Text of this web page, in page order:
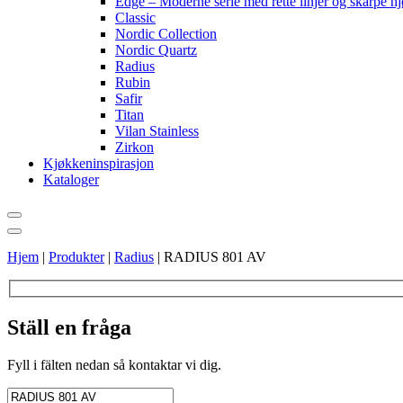
Classic
Nordic Collection
Nordic Quartz
Radius
Rubin
Safir
Titan
Vilan Stainless
Zirkon
Kjøkkeninspirasjon
Kataloger
Hjem | Produkter| Radius | RADIUS 801 AV
Ställ en fråga
Fyll i fälten nedan så kontaktar vi dig.